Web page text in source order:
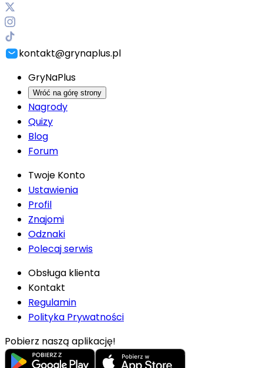
kontakt@grynaplus.pl
GryNaPlus
Wróć na górę strony
Nagrody
Quizy
Blog
Forum
Twoje Konto
Ustawienia
Profil
Znajomi
Odznaki
Polecaj serwis
Obsługa klienta
Kontakt
Regulamin
Polityka Prywatności
Pobierz naszą aplikację!